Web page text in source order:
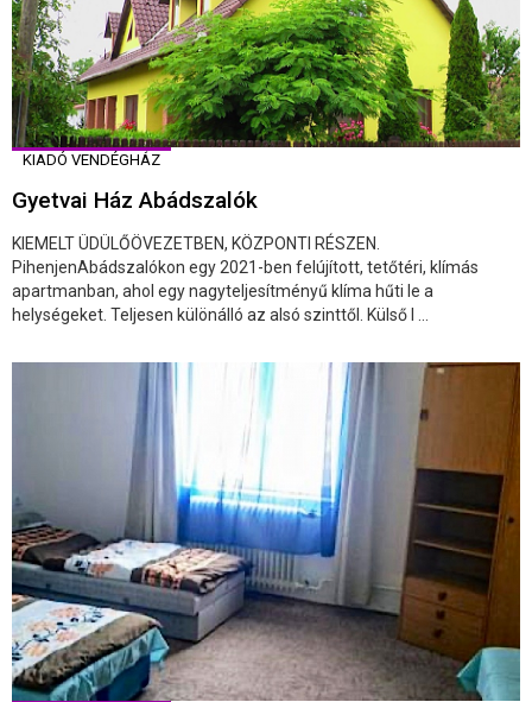
KIADÓ VENDÉGHÁZ
Gyetvai Ház Abádszalók
KIEMELT ÜDÜLŐÖVEZETBEN, KÖZPONTI RÉSZEN.
PihenjenAbádszalókon egy 2021-ben felújított, tetőtéri, klímás
apartmanban, ahol egy nagyteljesítményű klíma hűti le a
helységeket. Teljesen különálló az alsó szinttől. Külső l ...